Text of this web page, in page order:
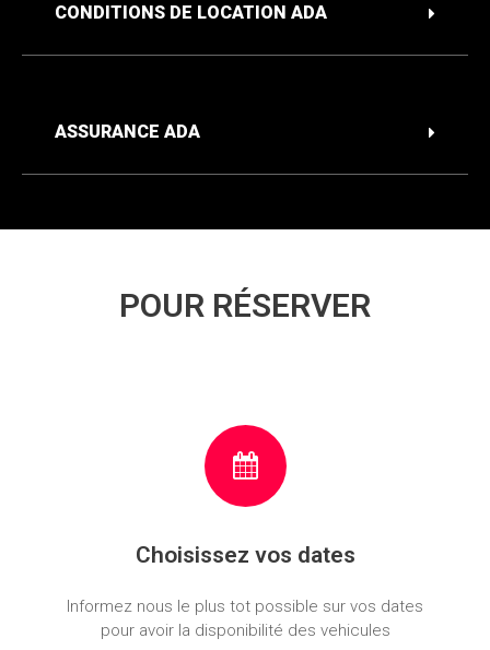
CONDITIONS DE LOCATION ADA
ASSURANCE ADA
POUR RÉSERVER
Choisissez vos dates
Informez nous le plus tot possible sur vos dates
pour avoir la disponibilité des vehicules